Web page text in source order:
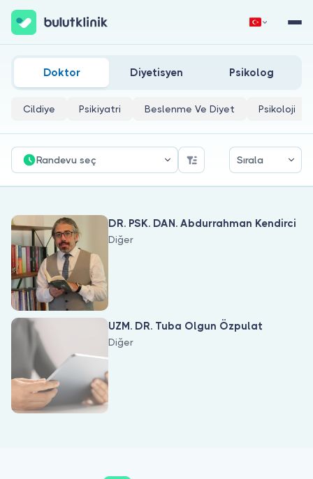
Hastalar için
Doktorlar için
Doktor musunuz?
Hemen Kaydol Giriş Yap
Evlilik Dışı Ilişkiler Doktorları
Doktor Diyetisyen Psikolog
Cildiye Psikiyatri Beslenme Ve Diyet Psikoloji
Randevu seç Sırala
DR. PSK. DAN. Abdurrahman Kendirci
Diğer
UZM. DR. Tuba Olgun Özpulat
Diğer